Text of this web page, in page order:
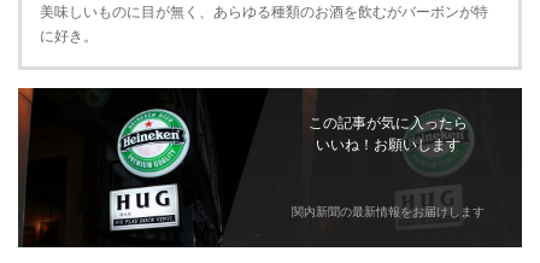
美味しいものに目が無く、あらゆる種類のお酒を飲むがバーボンが特
に好き。
この記事が気に入ったら
いいね！お願いします
関内新聞の最新情報をお届けします